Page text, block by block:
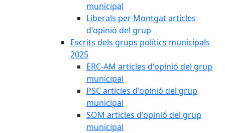
municipal
Liberals per Montgat articles
d'opinió del grup
Escrits dels grups polítics municipals
2025
ERC-AM articles d'opinió del grup
municipal
PSC articles d'opinió del grup
municipal
SOM articles d'opinió del grup
municipal